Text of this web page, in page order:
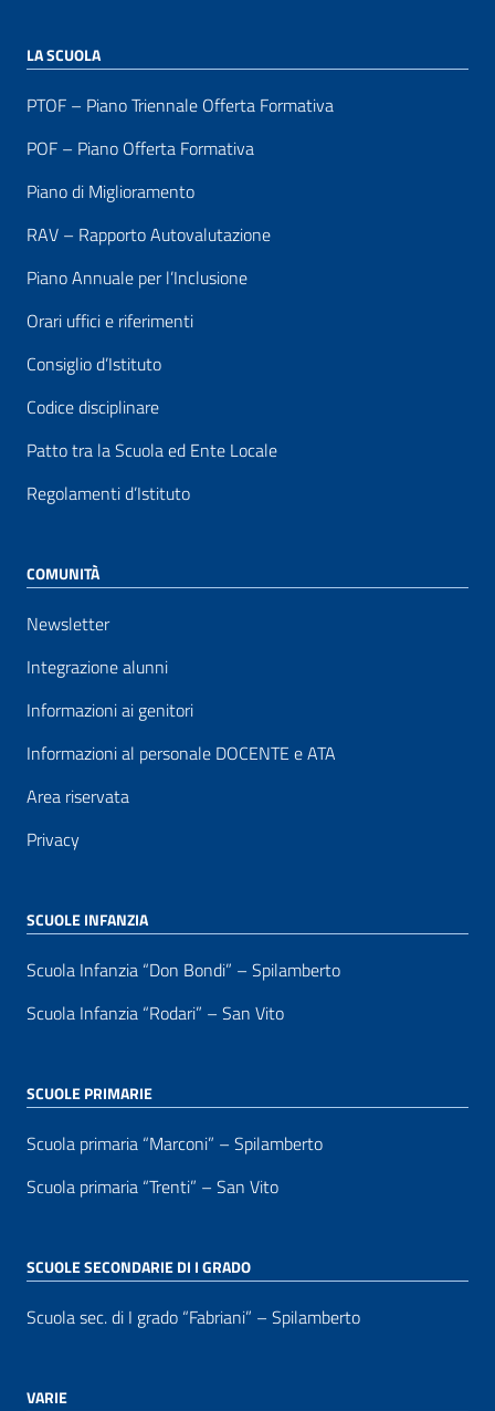
LA SCUOLA
PTOF – Piano Triennale Offerta Formativa
POF – Piano Offerta Formativa
Piano di Miglioramento
RAV – Rapporto Autovalutazione
Piano Annuale per l’Inclusione
Orari uffici e riferimenti
Consiglio d’Istituto
Codice disciplinare
Patto tra la Scuola ed Ente Locale
Regolamenti d’Istituto
COMUNITÀ
Newsletter
Integrazione alunni
Informazioni ai genitori
Informazioni al personale DOCENTE e ATA
Area riservata
Privacy
SCUOLE INFANZIA
Scuola Infanzia “Don Bondi” – Spilamberto
Scuola Infanzia “Rodari” – San Vito
SCUOLE PRIMARIE
Scuola primaria “Marconi” – Spilamberto
Scuola primaria “Trenti” – San Vito
SCUOLE SECONDARIE DI I GRADO
Scuola sec. di I grado “Fabriani” – Spilamberto
VARIE